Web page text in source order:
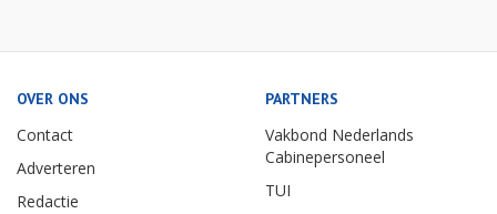
OVER ONS
Contact
Adverteren
Redactie
PARTNERS
Vakbond Nederlands
Cabinepersoneel
TUI